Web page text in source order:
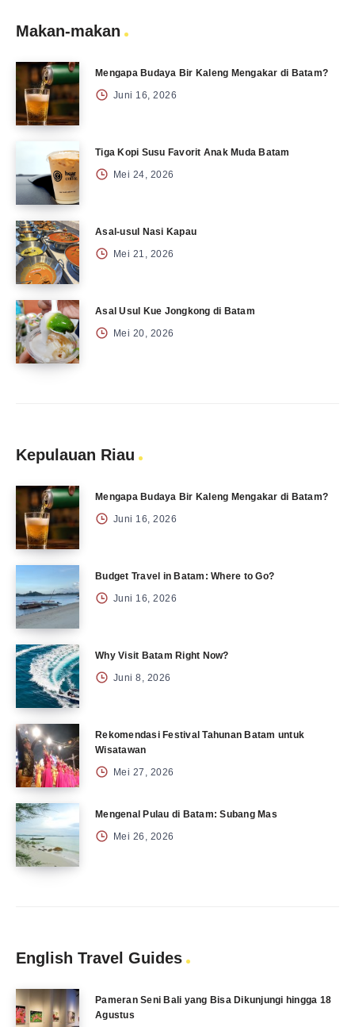
Makan-makan
Mengapa Budaya Bir Kaleng Mengakar di Batam?
Juni 16, 2026
Tiga Kopi Susu Favorit Anak Muda Batam
Mei 24, 2026
Asal-usul Nasi Kapau
Mei 21, 2026
Asal Usul Kue Jongkong di Batam
Mei 20, 2026
Kepulauan Riau
Mengapa Budaya Bir Kaleng Mengakar di Batam?
Juni 16, 2026
Budget Travel in Batam: Where to Go?
Juni 16, 2026
Why Visit Batam Right Now?
Juni 8, 2026
Rekomendasi Festival Tahunan Batam untuk
Wisatawan
Mei 27, 2026
Mengenal Pulau di Batam: Subang Mas
Mei 26, 2026
English Travel Guides
Pameran Seni Bali yang Bisa Dikunjungi hingga 18
Agustus